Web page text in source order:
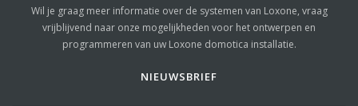
Wil je graag meer informatie over de systemen van Loxone, vraag
vrijblijvend naar onze mogelijkheden voor het ontwerpen en
programmeren van uw Loxone domotica installatie.
NIEUWSBRIEF